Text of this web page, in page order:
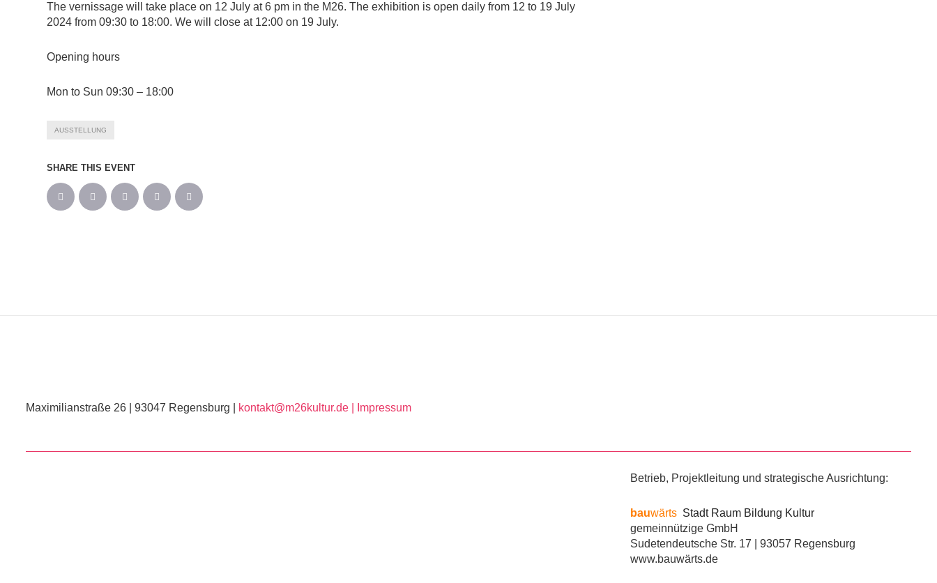
The vernissage will take place on 12 July at 6 pm in the M26. The exhibition is open daily from 12 to 19 July
2024 from 09:30 to 18:00. We will close at 12:00 on 19 July.
Opening hours
Mon to Sun 09:30 – 18:00
AUSSTELLUNG
SHARE THIS EVENT
Maximilianstraße 26 | 93047 Regensburg | kontakt@m26kultur.de | Impressum
Betrieb, Projektleitung und strategische Ausrichtung:
bauwärtsStadt Raum Bildung Kultur
gemeinnützige GmbH
Sudetendeutsche Str. 17 | 93057 Regensburg
www.bauwärts.de